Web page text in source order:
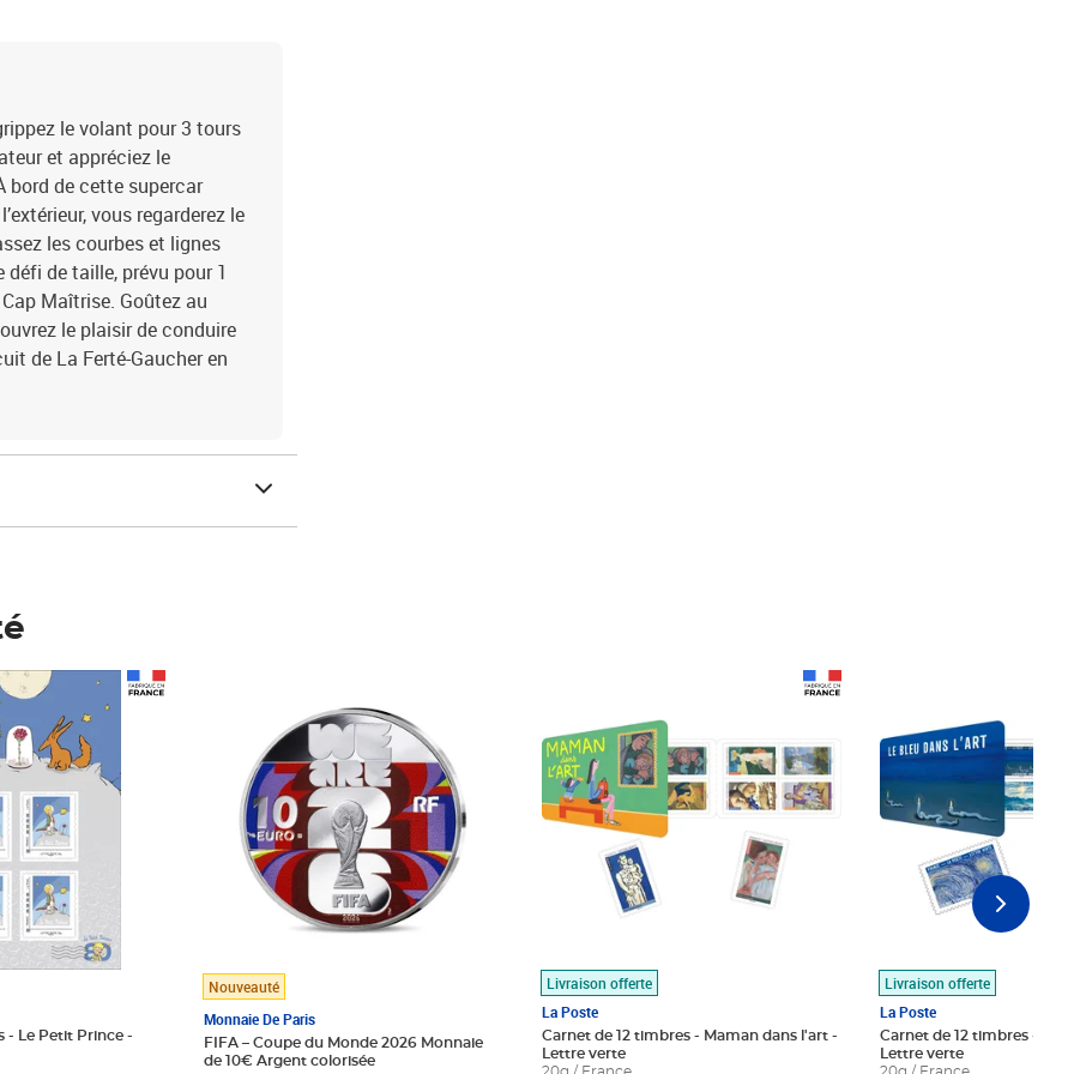
le volant pour 3 tours
et appréciez le
bord de cette supercar
vous regarderez le
les courbes et lignes
de taille, prévu pour 1
Maîtrise. Goûtez au
le plaisir de conduire
de La Ferté-Gaucher en
- Le Petit Prince -
Nouveauté
Monnaie De Paris
FIFA – Coupe du Monde 2026 Monnaie
de 10€ Argent colorisée
Livraison offerte
La Poste
Carnet de 12 timbres - Maman dans l'art -
Lettre verte
Livraison offerte
La Poste
Carnet de 12 timbres - Le
Lettre verte